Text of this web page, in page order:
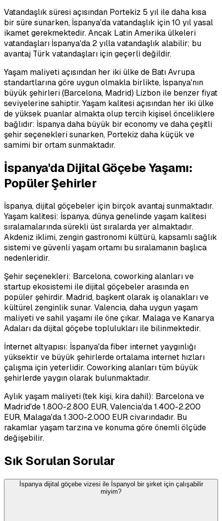
Vatandaşlık süresi açısından Portekiz 5 yıl ile daha kısa
bir süre sunarken, İspanya'da vatandaşlık için 10 yıl yasal
ikamet gerekmektedir. Ancak Latin Amerika ülkeleri
vatandaşları İspanya'da 2 yılla vatandaşlık alabilir; bu
avantaj Türk vatandaşları için geçerli değildir.
Yaşam maliyeti açısından her iki ülke de Batı Avrupa
standartlarına göre uygun olmakla birlikte, İspanya'nın
büyük şehirleri (Barcelona, Madrid) Lizbon ile benzer fiyat
seviyelerine sahiptir. Yaşam kalitesi açısından her iki ülke
de yüksek puanlar almakta olup tercih kişisel önceliklere
bağlıdır: İspanya daha büyük bir economy ve daha çeşitli
şehir seçenekleri sunarken, Portekiz daha küçük ve
samimi bir ortam sunmaktadır.
İspanya'da Dijital Göçebe Yaşamı:
Popüler Şehirler
İspanya, dijital göçebeler için birçok avantaj sunmaktadır.
Yaşam kalitesi: İspanya, dünya genelinde yaşam kalitesi
sıralamalarında sürekli üst sıralarda yer almaktadır.
Akdeniz iklimi, zengin gastronomi kültürü, kapsamlı sağlık
sistemi ve güvenli yaşam ortamı bu sıralamanın başlıca
nedenleridir.
Şehir seçenekleri: Barcelona, coworking alanları ve
startup ekosistemi ile dijital göçebeler arasında en
popüler şehirdir. Madrid, başkent olarak iş olanakları ve
kültürel zenginlik sunar. Valencia, daha uygun yaşam
maliyeti ve sahil yaşamı ile öne çıkar. Malaga ve Kanarya
Adaları da dijital göçebe toplulukları ile bilinmektedir.
İnternet altyapısı: İspanya'da fiber internet yaygınlığı
yüksektir ve büyük şehirlerde ortalama internet hızları
çalışma için yeterlidir. Coworking alanları tüm büyük
şehirlerde yaygın olarak bulunmaktadır.
Aylık yaşam maliyeti (tek kişi, kira dahil): Barcelona ve
Madrid'de 1.800-2.800 EUR, Valencia'da 1.400-2.200
EUR, Malaga'da 1.300-2.000 EUR civarındadır. Bu
rakamlar yaşam tarzına ve konuma göre önemli ölçüde
değişebilir.
Sık Sorulan Sorular
İspanya dijital göçebe vizesi ile İspanyol bir şirket için çalışabilir
miyim?